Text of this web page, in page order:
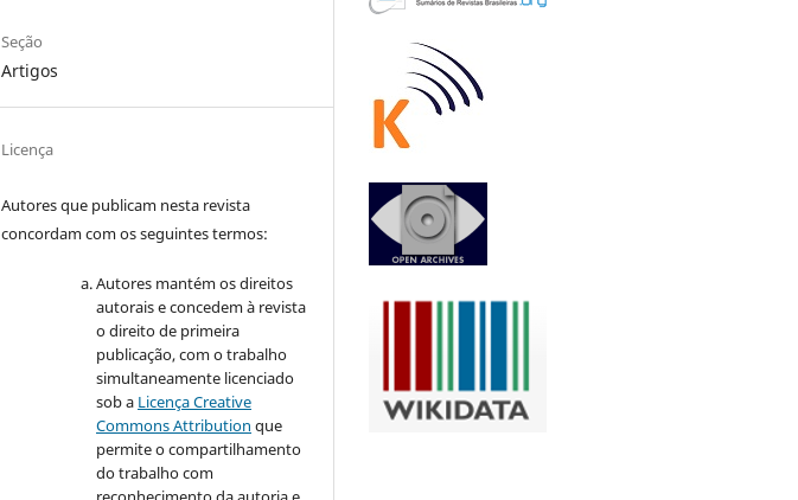
Seção
Artigos
Licença
Autores que publicam nesta revista
concordam com os seguintes termos:
Autores mantém os direitos
autorais e concedem à revista
o direito de primeira
publicação, com o trabalho
simultaneamente licenciado
sob a Licença Creative
Commons Attribution que
permite o compartilhamento
do trabalho com